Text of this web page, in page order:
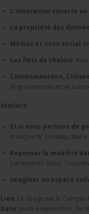
L’innovation ouverte
La propriété des
Médias et tissu social
Les îlots de chaleur
Communautaire,
Regroupement art et
Ateliers:
Et si nous parlions de
François W. Croteau,
Repenser la mobilité
partenaires Solon,
Imaginer un espace
Lieu: Le Virage sur le
Date: Jeudi 6 septembre, de